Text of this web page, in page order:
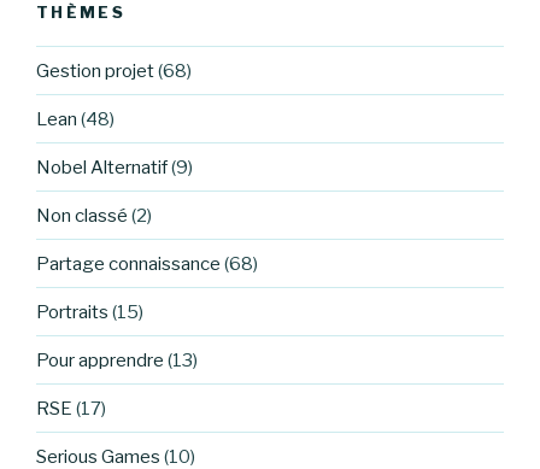
THÈMES
Gestion projet(68)
Lean (48)
Nobel Alternatif(9)
Non classé (2)
Partage connaissance (68)
Portraits (15)
Pour apprendre (13)
RSE (17)
Serious Games (10)